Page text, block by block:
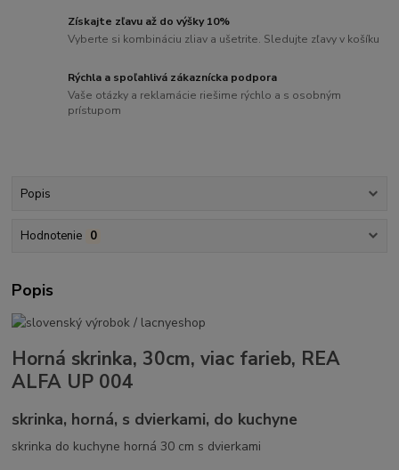
Získajte zľavu až do výšky 10%
Vyberte si kombináciu zliav a ušetrite. Sledujte zľavy v košíku
Rýchla a spoľahlivá zákaznícka podpora
Vaše otázky a reklamácie riešime rýchlo a s osobným
prístupom
Popis
Hodnotenie 0
Popis
Horná skrinka, 30cm, viac farieb, REA
ALFA UP 004
skrinka, horná, s dvierkami, do kuchyne
skrinka do kuchyne horná 30 cm s dvierkami